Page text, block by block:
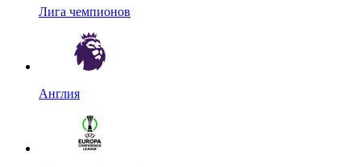
Лига чемпионов
Англия